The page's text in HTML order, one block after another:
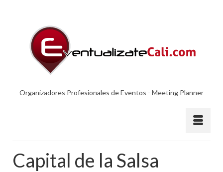
Organizadores Profesionales de Eventos - Meeting Planner
Capital de la Salsa